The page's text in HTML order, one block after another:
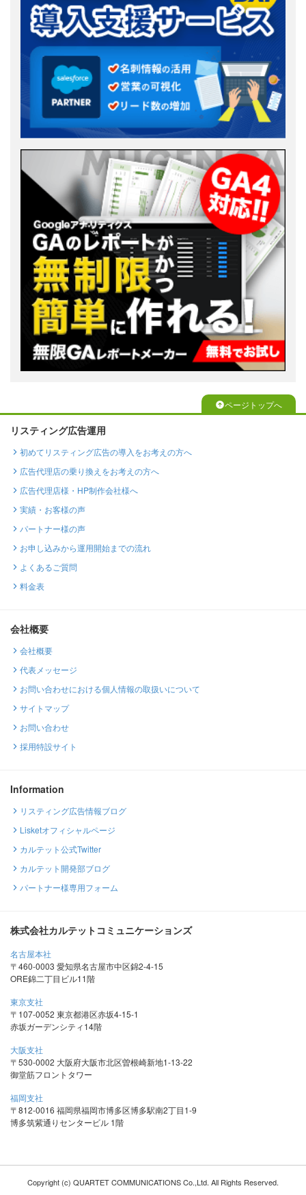
ページトップへ
リスティング広告運用
初めてリスティング広告の導入をお考えの方へ
広告代理店の乗り換えをお考えの方へ
広告代理店様・HP制作会社様へ
実績・お客様の声
パートナー様の声
お申し込みから運用開始までの流れ
よくあるご質問
料金表
会社概要
会社概要
代表メッセージ
お問い合わせにおける個人情報の取扱いについて
サイトマップ
お問い合わせ
採用特設サイト
Information
リスティング広告情報ブログ
Lisketオフィシャルページ
カルテット公式Twitter
カルテット開発部ブログ
パートナー様専用フォーム
株式会社カルテットコミュニケーションズ
名古屋本社
〒460-0003 愛知県名古屋市中区錦2-4-15
ORE錦二丁目ビル11階
東京支社
〒107-0052 東京都港区赤坂4-15-1
赤坂ガーデンシティ14階
大阪支社
〒530-0002 大阪府大阪市北区曽根崎新地1-13-22
御堂筋フロントタワー
福岡支社
〒812-0016 福岡県福岡市博多区博多駅南2丁目1-9
博多筑紫通りセンタービル 1階
Copyright (c) QUARTET COMMUNICATIONS Co.,Ltd. All Rights Reserved.